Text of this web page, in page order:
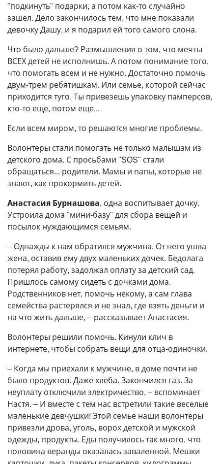
"подкинуть" подарки, а потом как-то случайно
зашел. Дело закончилось тем, что мне показали
девочку Дашу, и я подарил ей того самого слона.
Что было дальше? Размышления о том, что мечты
ВСЕХ детей не исполнишь. А потом понимание того,
что помогать всем и не нужно. Достаточно помочь
двум-трем ребятишкам. Или семье, которой сейчас
приходится туго. Ты привезешь упаковку памперсов,
кто-то еще, потом еще...
Если всем миром, то решаются многие проблемы.
Волонтеры стали помогать не только малышам из
детского дома. С просьбами "SOS" стали
обращаться... родители. Мамы и папы, которые не
знают, как прокормить детей.
Анастасия Бурнашова, одна воспитывает дочку.
Устроила дома "мини-базу" для сбора вещей и
посылок нуждающимся семьям.
– Однажды к нам обратился мужчина. От него ушла
жена, оставив ему двух маленьких дочек. Бедолага
потерял работу, задолжал оплату за детский сад.
Пришлось самому сидеть с дочками дома.
Родственников нет, помочь некому, а сам глава
семейства растерялся и не знал, где взять деньги и
на что жить дальше, – рассказывает Анастасия.
Волонтеры решили помочь. Кинули клич в
интернете, чтобы собрать вещи для отца-одиночки.
– Когда мы приехали к мужчине, в доме почти не
было продуктов. Даже хлеба. Закончился газ. За
неуплату отключили электричество, – вспоминает
Настя. – И вместе с тем нас встретили такие веселые
маленькие девчушки! Этой семье наши волонтеры
привезли дрова, уголь, ворох детской и мужской
одежды, продукты. Еды получилось так много, что
половина веранды оказалась заваленной. Мешки